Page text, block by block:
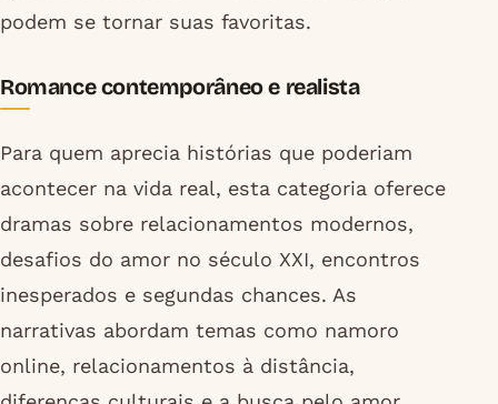
podem se tornar suas favoritas.
Romance contemporâneo e realista
Para quem aprecia histórias que poderiam
acontecer na vida real, esta categoria oferece
dramas sobre relacionamentos modernos,
desafios do amor no século XXI, encontros
inesperados e segundas chances. As
narrativas abordam temas como namoro
online, relacionamentos à distância,